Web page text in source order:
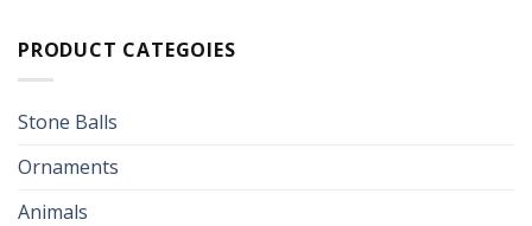
PRODUCT CATEGOIES
Stone Balls
Ornaments
Animals